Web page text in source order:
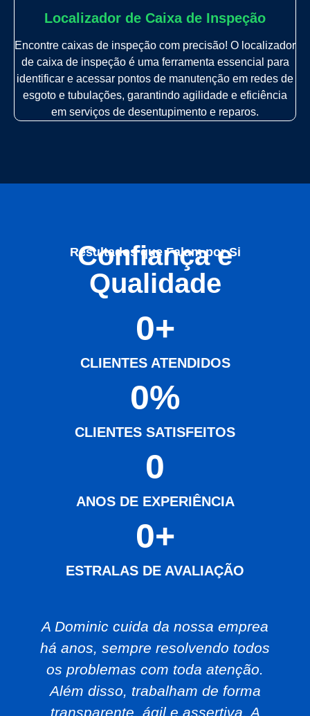
Localizador de Caixa de Inspeção
Encontre caixas de inspeção com precisão! O localizador
de caixa de inspeção é uma ferramenta essencial para
identificar e acessar pontos de manutenção em redes de
esgoto e tubulações, garantindo agilidade e eficiência
em serviços de desentupimento e reparos.
Resultados que Falam por Si
Confiança e
Qualidade
CLIENTES ATENDIDOS
0+
CLIENTES SATISFEITOS
0%
ANOS DE EXPERIÊNCIA
0
ESTRALAS DE AVALIAÇÃO
0+
A Dominic cuida da nossa emprea
há anos, sempre resolvendo todos
os problemas com toda atenção.
Além disso, trabalham de forma
transparente, ágil e assertiva. A